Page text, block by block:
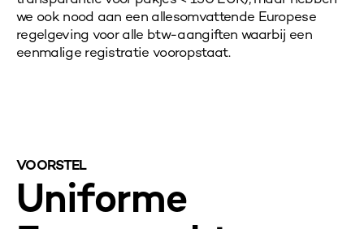
we ook nood aan een allesomvattende Europese
regelgeving voor alle btw-aangiften waarbij een
eenmalige registratie vooropstaat.
VOORSTEL
Uniforme